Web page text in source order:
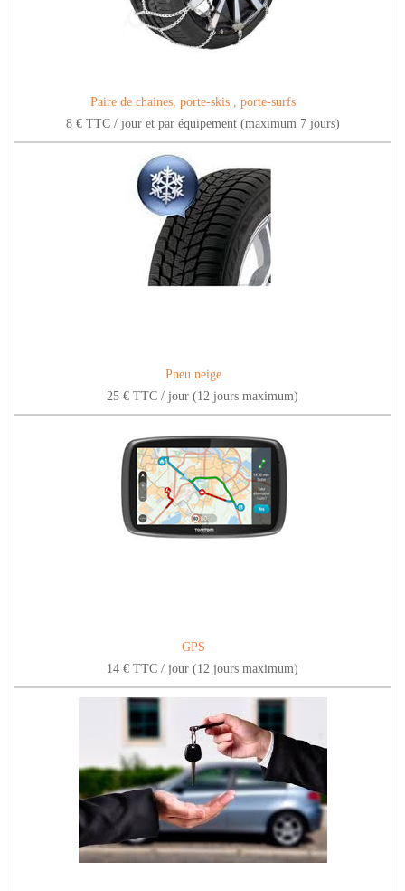
Paire de chaines, porte-skis , porte-surfs
8 € TTC / jour et par équipement (maximum 7 jours)
Pneu neige
25 € TTC / jour (12 jours maximum)
GPS
14 € TTC / jour (12 jours maximum)